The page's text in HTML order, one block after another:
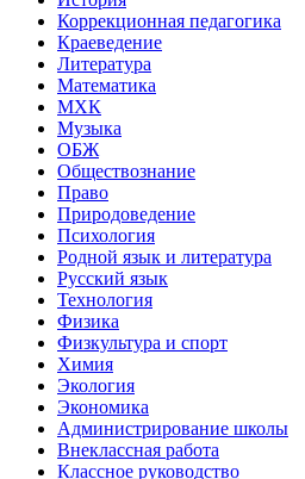
Коррекционная педагогика
Краеведение
Литература
Математика
МХК
Музыка
ОБЖ
Обществознание
Право
Природоведение
Психология
Родной язык и литература
Русский язык
Технология
Физика
Физкультура и спорт
Химия
Экология
Экономика
Администрирование школы
Внеклассная работа
Классное руководство